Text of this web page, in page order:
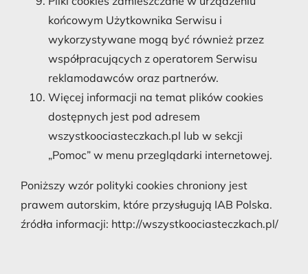
końcowym Użytkownika Serwisu i
wykorzystywane mogą być również przez
współpracujących z operatorem Serwisu
reklamodawców oraz partnerów.
Więcej informacji na temat plików cookies
dostępnych jest pod adresem
wszystkoociasteczkach.pl lub w sekcji
„Pomoc” w menu przeglądarki internetowej.
Poniższy wzór polityki cookies chroniony jest
prawem autorskim, które przysługują IAB Polska.
źródła informacji: http://wszystkoociasteczkach.pl/